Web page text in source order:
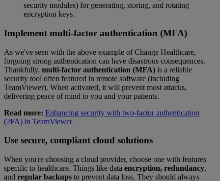
security modules) for generating, storing, and rotating
encryption keys.
Implement multi-factor authentication (MFA)
As we've seen with the above example of Change Healthcare,
forgoing strong authentication can have disastrous consequences.
Thankfully, multi-factor authentication (MFA) is a reliable
security tool often featured in remote software (including
TeamViewer). When activated, it will prevent most attacks,
delivering peace of mind to you and your patients.
Read more: Enhancing security with two-factor authentication
(2FA) in TeamViewer
Use secure, compliant cloud solutions
When you're choosing a cloud provider, choose one with features
specific to healthcare. Things like data encryption, redundancy,
and regular backups to prevent data loss. They should always